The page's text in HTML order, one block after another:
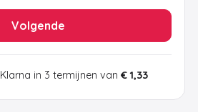
Volgende
in 3 termijnen van € 1,33